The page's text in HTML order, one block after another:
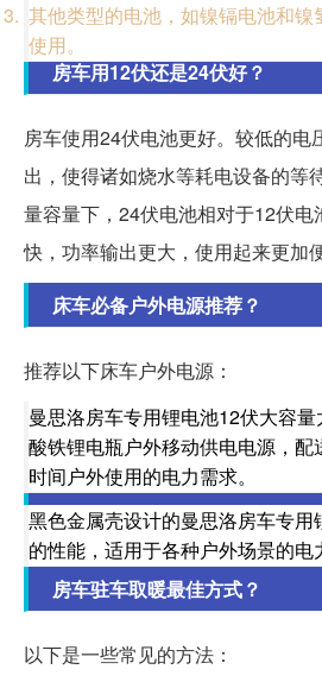
其他类型的电池，如镍镉电池和
使用。
房车用12伏还是24伏好？
房车使用24伏电池更好。较低的电
出，使得诸如烧水等耗电设备的等
量容量下，24伏电池相对于12伏电
快，功率输出更大，使用起来更加便
床车必备户外电源推荐？
推荐以下床车户外电源：
曼思洛房车专用锂电池12伏大容
酸铁锂电瓶户外移动供电电源，配
时间户外使用的电力需求。
黑色金属壳设计的曼思洛房车专用
的性能，适用于各种户外场景的电
房车驻车取暖最佳方式？
以下是一些常见的方法：